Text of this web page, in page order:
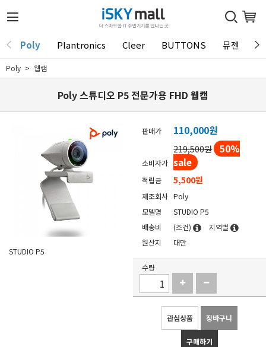
Poly Plantronics Cleer BUTTONS 뮤젠
Poly 웹캠
Poly 스튜디오 P5 전문가용 FHD 웹캠
STUDIO P5
판매가 110,000원
소비자가
219,500원 50%
sale
적립금 5,500원
제조회사 Poly
모델명
STUDIO P5
배송비
(조건)
지역별
원산지
대만
수량
관심상품 장바구니
구매하기